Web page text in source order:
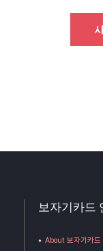
보자기카드
About 보자기카드